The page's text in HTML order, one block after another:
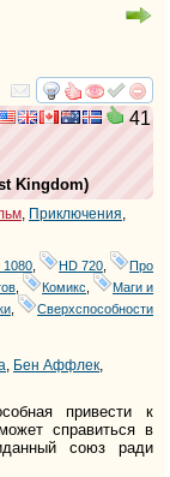
смотреть
41
Kingdom)
, Приключения,
1080 HD 720
Про
Комикс
Маги и
Сверхспособности
, Бен Аффлек,
привести к
справиться в
союз ради